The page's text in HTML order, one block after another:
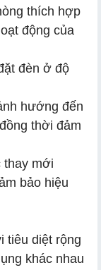
thích hợp
động của
đèn ở độ
hướng đến
thời đảm
thay mới
bảo hiệu
tiêu diệt rộng
khác nhau